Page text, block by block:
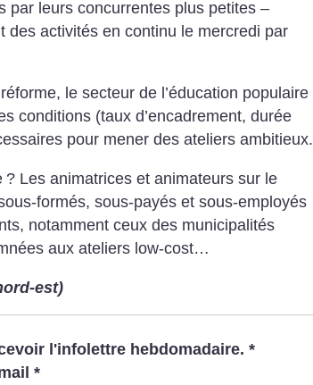
par leurs concurrentes plus petites –
des activités en continu le mercredi par
le secteur de l’éducation populaire
conditions (taux d’encadrement, durée
pour mener des ateliers ambitieux.
? Les animatrices et animateurs sur le
formés, sous-payés et sous-employés
notamment ceux des municipalités
aux ateliers low-cost…
est)
l'infolettre hebdomadaire. *
*